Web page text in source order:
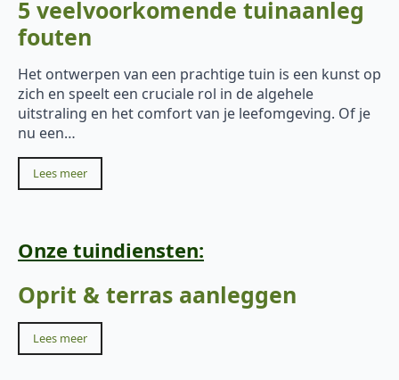
5 veelvoorkomende tuinaanleg
fouten
Het ontwerpen van een prachtige tuin is een kunst op
zich en speelt een cruciale rol in de algehele
uitstraling en het comfort van je leefomgeving. Of je
nu een…
Lees meer
Onze tuindiensten:
Oprit & terras aanleggen
Lees meer